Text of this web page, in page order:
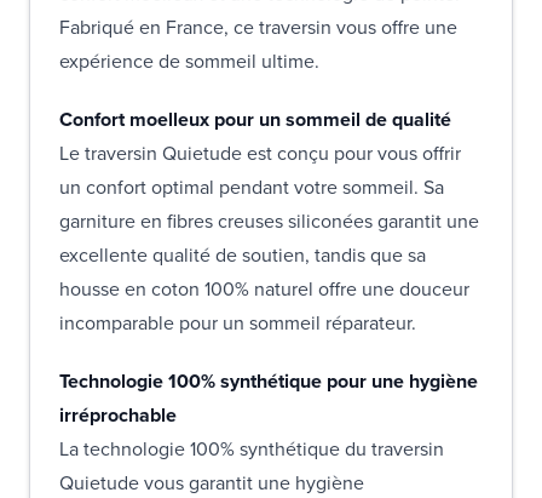
Fabriqué en France, ce traversin vous offre une
expérience de sommeil ultime.
Confort moelleux pour un sommeil de qualité
Le traversin Quietude est conçu pour vous offrir
un confort optimal pendant votre sommeil. Sa
garniture en fibres creuses siliconées garantit une
excellente qualité de soutien, tandis que sa
housse en coton 100% naturel offre une douceur
incomparable pour un sommeil réparateur.
Technologie 100% synthétique pour une hygiène
irréprochable
La technologie 100% synthétique du traversin
Quietude vous garantit une hygiène